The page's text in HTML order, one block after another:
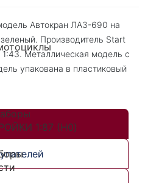
1:87 (H0)
Автокран ЛАЗ-690 на
Производитель Start
Металлическая модель с
упакована в пластиковый